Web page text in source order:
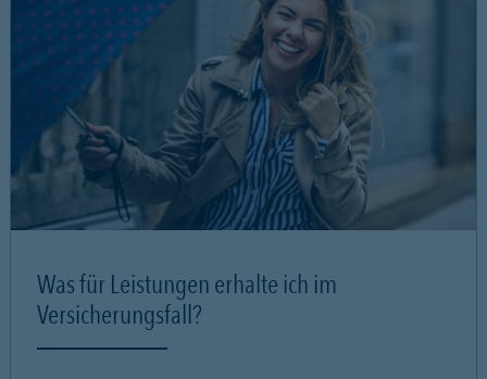
Was für Leistungen erhalte ich im
Versicherungsfall?